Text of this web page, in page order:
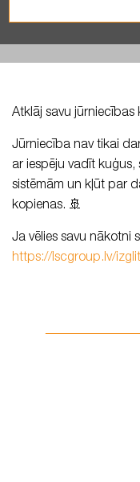
Atklāj savu jūrniecības
Jūrniecība nav tikai
ar iespēju vadīt
sistēmām un kļūt par
kopienas. 🚢
Ja vēlies savu nākotni
https://lscgroup.lv/